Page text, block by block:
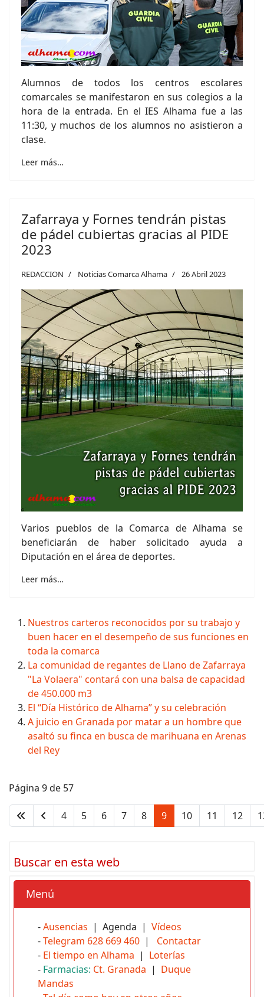
Alumnos de todos los centros escolares
comarcales se manifestaron en sus colegios a la
hora de la entrada. En el IES Alhama fue a las
11:30, y muchos de los alumnos no asistieron a
clase.
Leer más…
Zafarraya y Fornes tendrán pistas
de pádel cubiertas gracias al PIDE
2023
REDACCION Noticias Comarca Alhama 26 Abril 2023
Varios pueblos de la Comarca de Alhama se
beneficiarán de haber solicitado ayuda a
Diputación en el área de deportes.
Leer más…
Nuestros carteros reconocidos por su trabajo y
buen hacer en el desempeño de sus funciones en
toda la comarca
La comunidad de regantes de Llano de Zafarraya
"La Volaera" contará con una balsa de capacidad
de 450.000 m3
El “Día Histórico de Alhama” y su celebración
A juicio en Granada por matar a un hombre que
asaltó su finca en busca de marihuana en Arenas
del Rey
Página 9 de 57
4 5 6 7 8 9 10 11 12
Buscar en esta web
Menú
-Ausencias | Agenda | Vídeos
-Telegram 628 669 460 | Contactar
- El tiempo en Alhama | Loterías
- Farmacias: Ct. Granada | Duque
Mandas